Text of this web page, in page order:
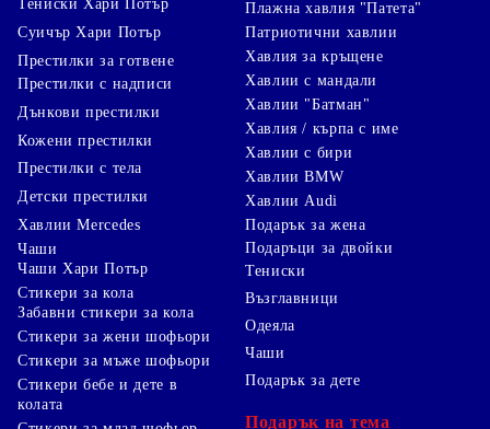
бизнес, индивидуализираните ленти са идеалното
решение. Не пропускайте възможността да впечатлите
вашите близки или клиенти с уникални опаковки, които
показват вашата креативност и внимание към детайлите.
Защо да изберете нашите услуги
Ние предлагаме печат на ленти с най-високо качество,
бързи срокове за доставка и персонализирани решения,
които ще отговорят на вашите нужди. Свържете се с нас
днес и направете следващия си празник незабравим!
Тениски Хари Потър
Суичър Хари Потър
Престилки за готвене
Престилки с надписи
Дънкови престилки
Кожени престилки
Престилки с тела
Детски престилки
Плажна хавлия "Патета"
Патриотични хавлии
Хавлия за кръщене
Хавлии с мандали
Хавлии "Батман"
Хавлия / кърпа с име
Хавлии с бири
Хавлии BMW
Хавлии Audi
Хавлии Mercedes
Чаши
Чаши Хари Потър
Стикери за кола
Забавни стикери за кола
Стикери за жени шофьори
Стикери за мъже шофьори
Стикери бебе и дете в
колата
Подарък за жена
Подаръци за двойки
Тениски
Възглавници
Одеяла
Чаши
Подарък за дете
Подарък на тема